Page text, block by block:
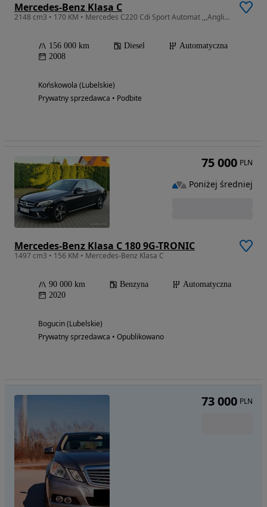
Mercedes-Benz Klasa C
2148 cm3 • 170 KM • Mercedes C220 Cdi Sport Automat ,,,Anglik,,,
156 000 km Diesel
Automatyczna
2008
Końskowola (Lubelskie)
Prywatny sprzedawca • Podbite
Mercedes-Benz Klasa C 180 9G-TRONIC
1497 cm3 • 156 KM • Mercedes-Benz Klasa C
90 000 km Benzyna
Automatyczna
2020
Bogucin (Lubelskie)
Prywatny sprzedawca • Opublikowano
75 000 PLN
Poniżej średniej
73 000 PLN